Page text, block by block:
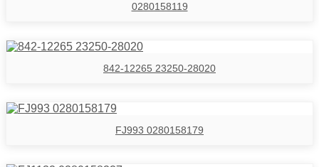
0280158119
842-12265 23250-28020
FJ993 0280158179